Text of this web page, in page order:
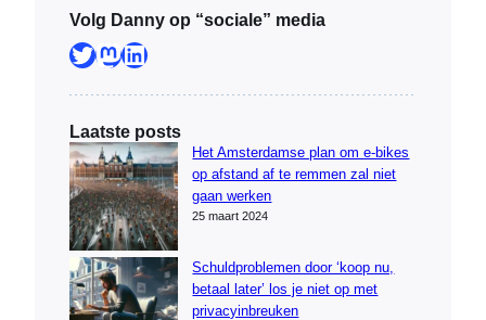
Volg Danny op “sociale” media
Twitter Mastodon LinkedIn
Laatste posts
Het Amsterdamse plan om e-bikes
op afstand af te remmen zal niet
gaan werken
25 maart 2024
Schuldproblemen door ‘koop nu,
betaal later’ los je niet op met
privacyinbreuken